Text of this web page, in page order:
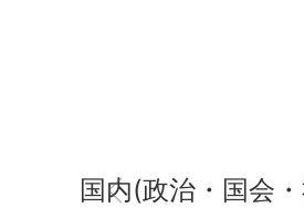
国内(政治・国会